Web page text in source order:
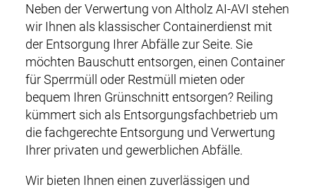
EN
DE
NEWS
RECYCLING & PRODUKTE
Neben der Verwertung von Altholz AI-AVI stehen
wir Ihnen als klassischer Containerdienst mit
der Entsorgung Ihrer Abfälle zur Seite. Sie
möchten Bauschutt entsorgen, einen Container
für Sperrmüll oder Restmüll mieten oder
bequem Ihren Grünschnitt entsorgen? Reiling
kümmert sich als Entsorgungsfachbetrieb um
die fachgerechte Entsorgung und Verwertung
Ihrer privaten und gewerblichen Abfälle.
Wir bieten Ihnen einen zuverlässigen und